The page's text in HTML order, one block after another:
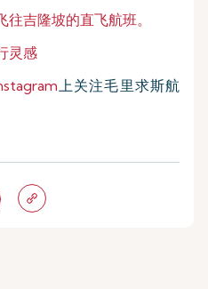
吉隆坡的直飞航班。
灵感
上关注毛里求斯航